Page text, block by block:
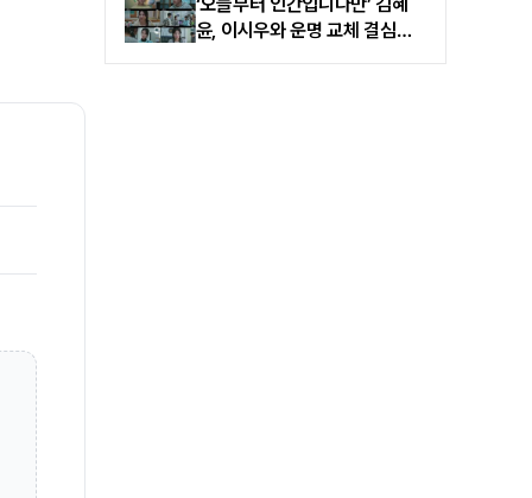
윤, 이시우와 운명 교체 결심…